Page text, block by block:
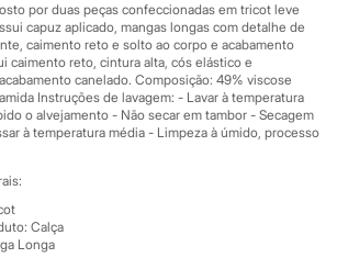
por duas peças confeccionadas em tricot leve
capuz aplicado, mangas longas com detalhe de
caimento reto e solto ao corpo e acabamento
caimento reto, cintura alta, cós elástico e
canelado. Composição: 49% viscose
Instruções de lavagem: - Lavar à temperatura
o alvejamento - Não secar em tambor - Secagem
à temperatura média - Limpeza à úmido, processo
: Calça
Longa